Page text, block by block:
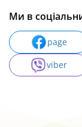
Ми в
page
viber